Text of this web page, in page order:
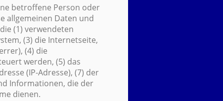
betroffene Person oder
allgemeinen Daten und
(1) verwendeten
(3) die Internetseite,
(4) die
werden, (5) das
(IP-Adresse), (7) der
Informationen, die der
dienen.